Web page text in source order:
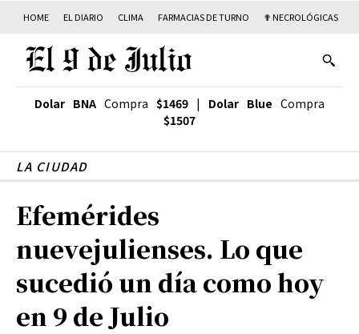
HOME EL DIARIO CLIMA FARMACIAS DE TURNO ✟ NECROLÓGICAS
Dolar BNA Compra $1469 | Dolar Blue Compra
$1507
LA CIUDAD
Efemérides
nuevejulienses. Lo que
sucedió un día como hoy
en 9 de Julio